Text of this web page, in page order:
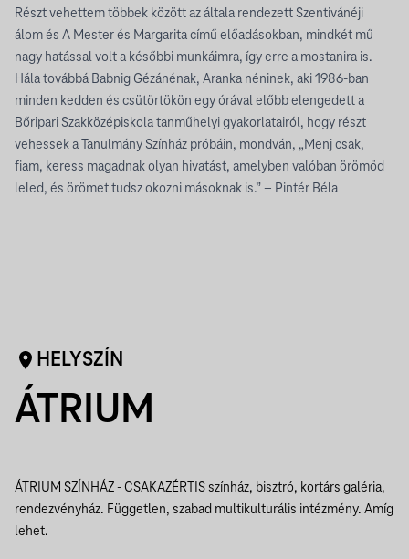
Részt vehettem többek között az általa rendezett Szentivánéji
álom és A Mester és Margarita című előadásokban, mindkét mű
nagy hatással volt a későbbi munkáimra, így erre a mostanira is.
Hála továbbá Babnig Gézánénak, Aranka néninek, aki 1986-ban
minden kedden és csütörtökön egy órával előbb elengedett a
Bőripari Szakközépiskola tanműhelyi gyakorlatairól, hogy részt
vehessek a Tanulmány Színház próbáin, mondván, „Menj csak,
fiam, keress magadnak olyan hivatást, amelyben valóban örömöd
leled, és örömet tudsz okozni másoknak is.” – Pintér Béla
HELYSZÍN
ÁTRIUM
ÁTRIUM SZÍNHÁZ - CSAKAZÉRTISszínház, bisztró, kortárs galéria,
rendezvényház. Független, szabad multikulturális intézmény. Amíg
lehet.